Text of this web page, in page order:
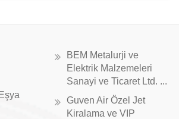
BEM Metalurji ve
Elektrik Malzemeleri
Sanayi ve Ticaret Ltd. ...
Guven Air Özel Jet
Kiralama ve VIP